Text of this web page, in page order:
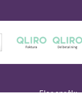
Fler språk: